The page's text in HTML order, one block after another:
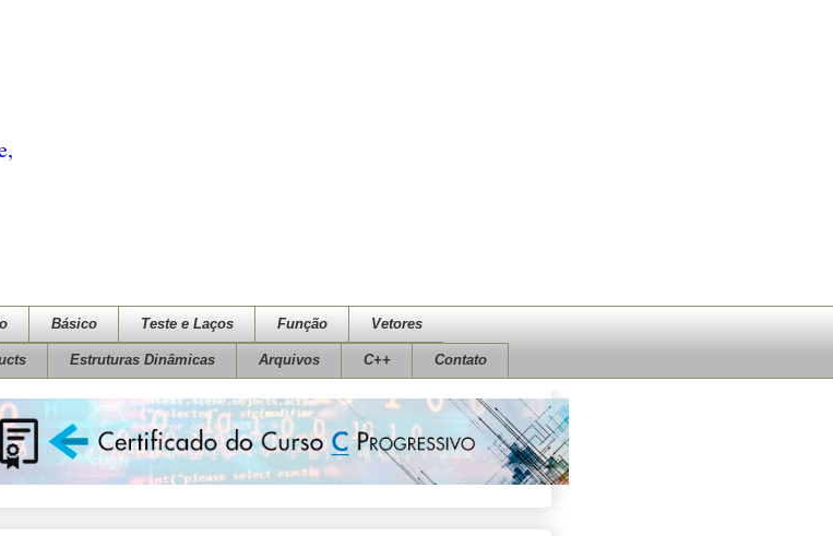
Básico Teste e Laços Função Vetores
Estruturas Dinâmicas Arquivos C++ Contato